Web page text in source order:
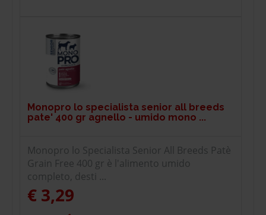
Monopro lo specialista senior all breeds
pate' 400 gr agnello - umido mono ...
Monopro lo Specialista Senior All Breeds Patè
Grain Free 400 gr è l'alimento umido
completo, desti ...
€ 3,29